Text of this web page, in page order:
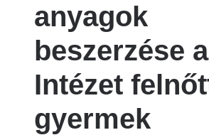
anyagok
beszerzése
Intézet
gyermek